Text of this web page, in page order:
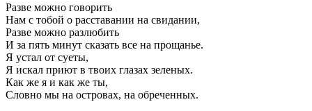
Разве можно говорить
Нам с тобой о расставании на свидании,
Разве можно разлюбить
И за пять минут сказать все на прощанье.
Я устал от суеты,
Я искал приют в твоих глазах зеленых.
Как же я и как же ты,
Словно мы на островах, на обреченных.